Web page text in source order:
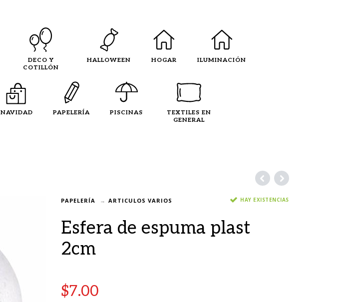
DECO Y
COTILLÓN
HALLOWEEN HOGAR ILUMINACIÓN
NAVIDAD PAPELERÍA PISCINAS
TEXTILES EN
GENERAL
PAPELERÍA ARTICULOS VARIOS HAY EXISTENCIAS
Esfera de espuma plast
2cm
$7.00